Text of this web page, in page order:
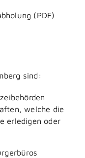
(PDF)
sind:
welche die
erledigen oder